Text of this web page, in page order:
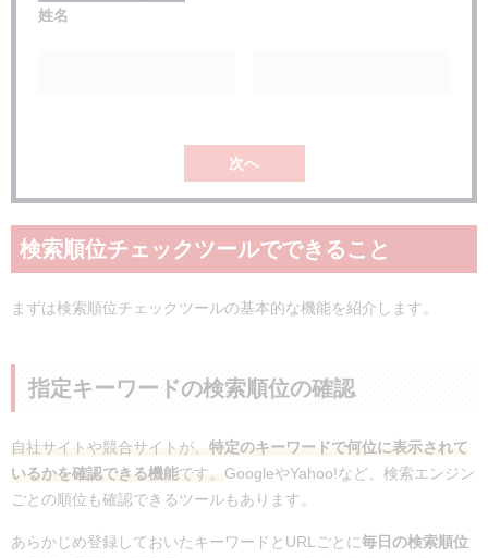
姓名
次へ
検索順位チェックツールでできること
まずは検索順位チェックツールの基本的な機能を紹介します。
指定キーワードの検索順位の確認
自社サイトや競合サイトが、 特定のキーワードで何位に表示されて
いるかを確認できる機能です。 GoogleやYahoo!など、検索エンジン
ごとの順位も確認できるツールもあります。
あらかじめ登録しておいたキーワードとURLごとに毎日の検索順位